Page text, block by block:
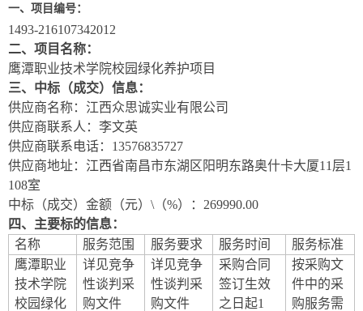
一、项目编号：
1493-216107342012
二、项目名称：
鹰潭职业技术学院校园绿化养护项目
三、中标（成交）信息：
供应商名称：江西众思诚实业有限公司
供应商联系人： 李文英
供应商联系电话： 13576835727
供应商地址： 江西省南昌市东湖区阳明东路奥什卡大厦11层1
108室
中标（成交）金额（元） \（%）： 269990.00
四、主要标的信息：
名称
服务范围 服务要求 服务时间
服务标准
鹰潭职业
技术学院
校园绿化
详见竞争
性谈判采
购文件
详见竞争
性谈判采
购文件
采购合同
签订生效
之日起1
按采购文
件中的采
购服务需